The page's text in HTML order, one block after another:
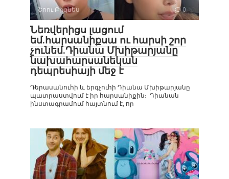
Շոու-Բիզնես 0
Նեռվերիցս լացում
եմ.հարսանիքսա ու հարսի շոր
չունեմ.Դիանա Մխիթարյանը
նախահարսանեկան
դեպրեսիայի մեջ է
Դերասանուհի և երգչուհի Դիանա Մխիթարյանը
պատրաստվում է իր հարսանիքին։ Դիանան
ինստագրամում հայտնում է, որ